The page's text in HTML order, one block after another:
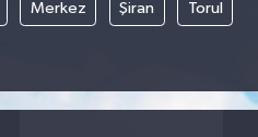
Merkez Şiran Torul